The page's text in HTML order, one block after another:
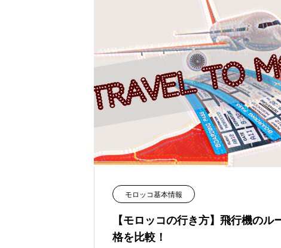
モロッコ基本情報
【モロッコの行き方】飛行機のル
格を比較！